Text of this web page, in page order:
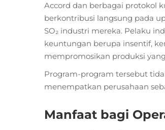
Accord dan berbagai protokol
berkontribusi langsung pada
SO₂ industri mereka. Pelaku
keuntungan berupa insentif,
mempromosikan produksi
Program-program tersebut
menempatkan perusahaan
Manfaat bagi